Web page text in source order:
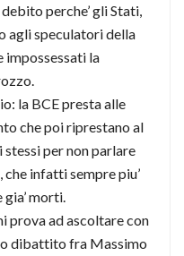
perche’ gli Stati,
agli speculatori della
impossessati la
la BCE presta alle
che poi riprestano al
stessi per non parlare
infatti sempre piu’
morti.
prova ad ascoltare con
dibattito fra Massimo